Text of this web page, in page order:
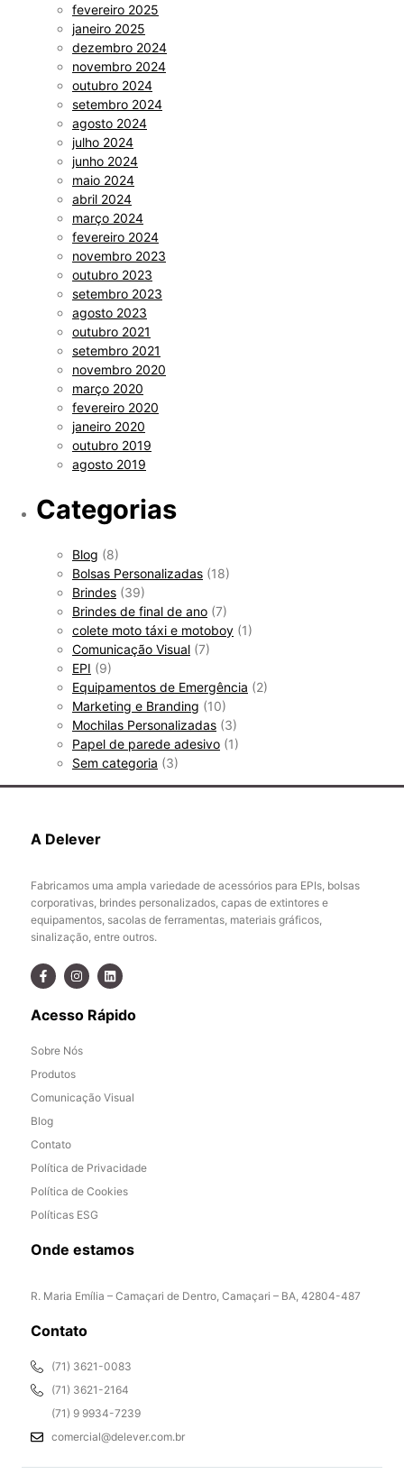
fevereiro 2025
janeiro 2025
dezembro 2024
novembro 2024
outubro 2024
setembro 2024
agosto 2024
julho 2024
junho 2024
maio 2024
abril 2024
março 2024
fevereiro 2024
novembro 2023
outubro 2023
setembro 2023
agosto 2023
outubro 2021
setembro 2021
novembro 2020
março 2020
fevereiro 2020
janeiro 2020
outubro 2019
agosto 2019
Categorias
Blog (8)
Bolsas Personalizadas (18)
Brindes (39)
Brindes de final de ano (7)
colete moto táxi e motoboy (1)
Comunicação Visual (7)
EPI (9)
Equipamentos de Emergência (2)
Marketing e Branding (10)
Mochilas Personalizadas (3)
Papel de parede adesivo (1)
Sem categoria (3)
A Delever
Fabricamos uma ampla variedade de acessórios para EPIs, bolsas
corporativas, brindes personalizados, capas de extintores e
equipamentos, sacolas de ferramentas, materiais gráficos,
sinalização, entre outros.
Acesso Rápido
Sobre Nós
Produtos
Comunicação Visual
Blog
Contato
Política de Privacidade
Política de Cookies
Políticas ESG
Onde estamos
R. Maria Emília – Camaçari de Dentro, Camaçari – BA, 42804-487
Contato
(71) 3621-0083
(71) 3621-2164
(71) 9 9934-7239
comercial@delever.com.br